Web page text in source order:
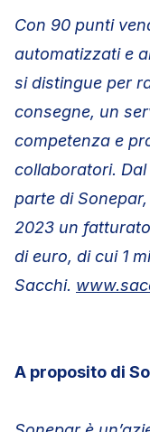
Con 90 punti ve
automatizzati e
si distingue per
consegne, un ser
competenza e pr
collaboratori.
parte di
2023 un
di euro, di cui 1
Sacchi.
A proposito di